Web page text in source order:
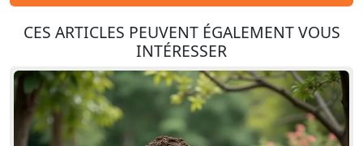
CES ARTICLES PEUVENT ÉGALEMENT VOUS
INTÉRESSER